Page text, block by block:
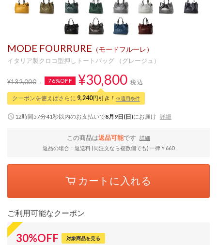
MODE FOURRURE （モードフルーレ）
イタリア製クロコ型押しトートバッグ （グレージュ）
¥132,000 76%OFF ¥30,800 税込
クーポンを使えばさらに 9,240円引き！ ※適用条件
12時間57分40秒以内のお支払いで8月9日(日)にお届け 詳細
この商品は返品可能です
詳細
返品の場合：返送料 (同注文なら複数個でも) 一律￥660
カートに入れる
ご利用可能なクーポン
30%OFF 対象商品を見る